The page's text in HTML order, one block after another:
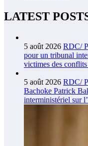
LATEST
5 août 2026 RDC/
pour un tribunal
victimes des
5 août 2026 RDC/
Bachoke Patrick
interministériel sur